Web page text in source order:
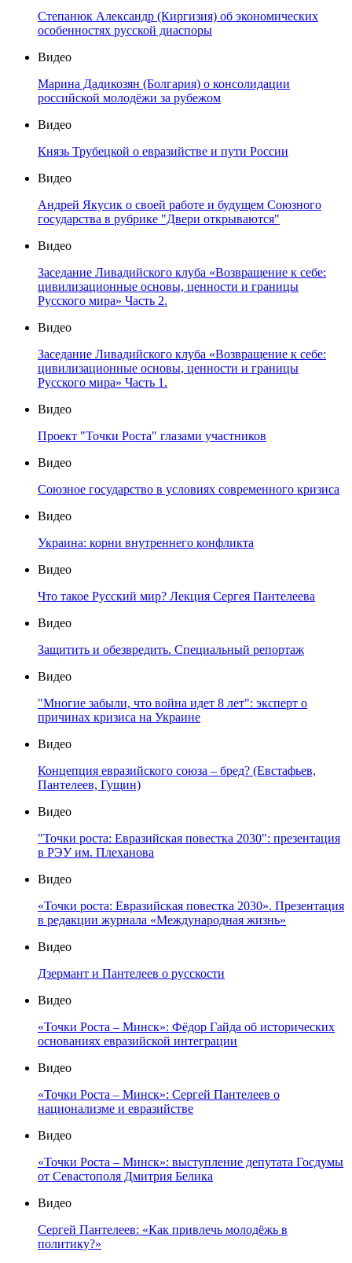
Степанюк Александр (Киргизия) об экономических
особенностях русской диаспоры
Видео
Марина Дадикозян (Болгария) о консолидации
российской молодёжи за рубежом
Видео
Князь Трубецкой о евразийстве и пути России
Видео
Андрей Якусик о своей работе и будущем Союзного
государства в рубрике "Двери открываются"
Видео
Заседание Ливадийского клуба «Возвращение к себе:
цивилизационные основы, ценности и границы
Русского мира» Часть 2.
Видео
Заседание Ливадийского клуба «Возвращение к себе:
цивилизационные основы, ценности и границы
Русского мира» Часть 1.
Видео
Проект "Точки Роста" глазами участников
Видео
Союзное государство в условиях современного кризиса
Видео
Украина: корни внутреннего конфликта
Видео
Что такое Русский мир? Лекция Сергея Пантелеева
Видео
Защитить и обезвредить. Специальный репортаж
Видео
"Многие забыли, что война идет 8 лет": эксперт о
причинах кризиса на Украине
Видео
Концепция евразийского союза – бред? (Евстафьев,
Пантелеев, Гущин)
Видео
"Точки роста: Евразийская повестка 2030": презентация
в РЭУ им. Плеханова
Видео
«Точки роста: Евразийская повестка 2030». Презентация
в редакции журнала «Международная жизнь»
Видео
Дзермант и Пантелеев о русскости
Видео
«Точки Роста – Минск»: Фёдор Гайда об исторических
основаниях евразийской интеграции
Видео
«Точки Роста – Минск»: Сергей Пантелеев о
национализме и евразийстве
Видео
«Точки Роста – Минск»: выступление депутата Госдумы
от Севастополя Дмитрия Белика
Видео
Сергей Пантелеев: «Как привлечь молодёжь в
политику?»